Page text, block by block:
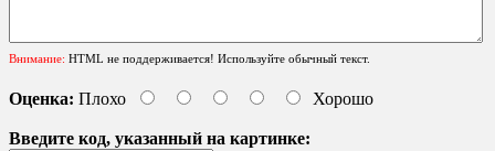
Внимание: HTML не поддерживается! Используйте обычный текст.
Оценка: Плохо Хорошо
Введите код, указанный на картинке: